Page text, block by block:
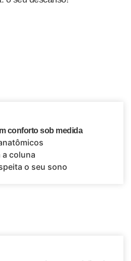
conforto sob medida
a coluna
o seu sono